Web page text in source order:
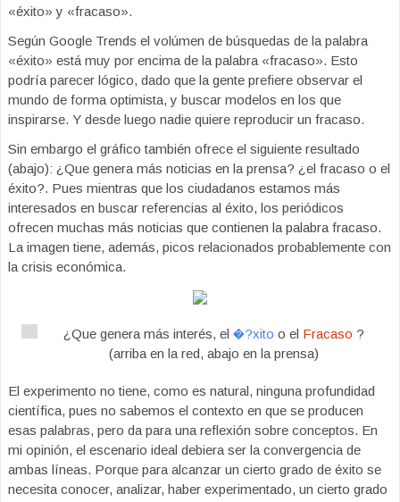
«éxito» y «fracaso».
Según Google Trends el volúmen de búsquedas de la palabra
«éxito» está muy por encima de la palabra «fracaso». Esto
podría parecer lógico, dado que la gente prefiere observar el
mundo de forma optimista, y buscar modelos en los que
inspirarse. Y desde luego nadie quiere reproducir un fracaso.
Sin embargo el gráfico también ofrece el siguiente resultado
(abajo): ¿Que genera más noticias en la prensa? ¿el fracaso o el
éxito?. Pues mientras que los ciudadanos estamos más
interesados en buscar referencias al éxito, los periódicos
ofrecen muchas más noticias que contienen la palabra fracaso.
La imagen tiene, además, picos relacionados probablemente con
la crisis económica.
¿Que genera más interés, el �?xito o el Fracaso ?
(arriba en la red, abajo en la prensa)
El experimento no tiene, como es natural, ninguna profundidad
científica, pues no sabemos el contexto en que se producen
esas palabras, pero da para una reflexión sobre conceptos. En
mi opinión, el escenario ideal debiera ser la convergencia de
ambas líneas. Porque para alcanzar un cierto grado de éxito se
necesita conocer, analizar, haber experimentado, un cierto grado